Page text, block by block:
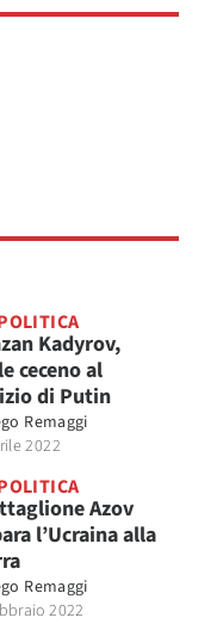
Kadyrov,
ceceno al
di Putin
Remaggi
2022
Azov
l’Ucraina alla
Remaggi
2022